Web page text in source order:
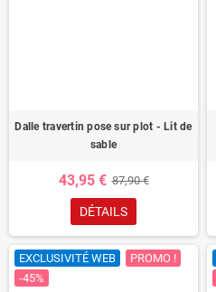
Dalle travertin pose sur plot - Lit de
sable
43,95 € 87,90 €
DÉTAILS
EXCLUSIVITÉ WEB
PROMO !
-45%